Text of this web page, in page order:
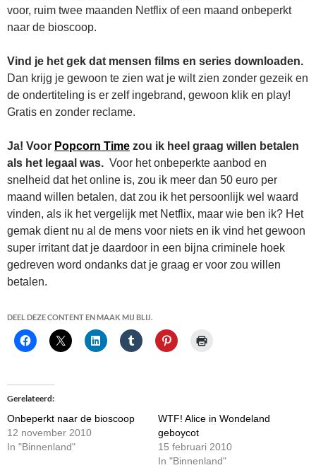
voor, ruim twee maanden Netflix of een maand onbeperkt
naar de bioscoop.
Vind je het gek dat mensen films en series downloaden.
Dan krijg je gewoon te zien wat je wilt zien zonder gezeik en
de ondertiteling is er zelf ingebrand, gewoon klik en play!
Gratis en zonder reclame.
Ja! Voor Popcorn Time zou ik heel graag willen betalen
als het legaal was. Voor het onbeperkte aanbod en
snelheid dat het online is, zou ik meer dan 50 euro per
maand willen betalen, dat zou ik het persoonlijk wel waard
vinden, als ik het vergelijk met Netflix, maar wie ben ik? Het
gemak dient nu al de mens voor niets en ik vind het gewoon
super irritant dat je daardoor in een bijna criminele hoek
gedreven word ondanks dat je graag er voor zou willen
betalen.
DEEL DEZE CONTENT EN MAAK MIJ BLIJ.
Gerelateerd
Onbeperkt naar de bioscoop
12 november 2010
In "Binnenland"
WTF! Alice in Wondeland
geboycot
15 februari 2010
In "Binnenland"